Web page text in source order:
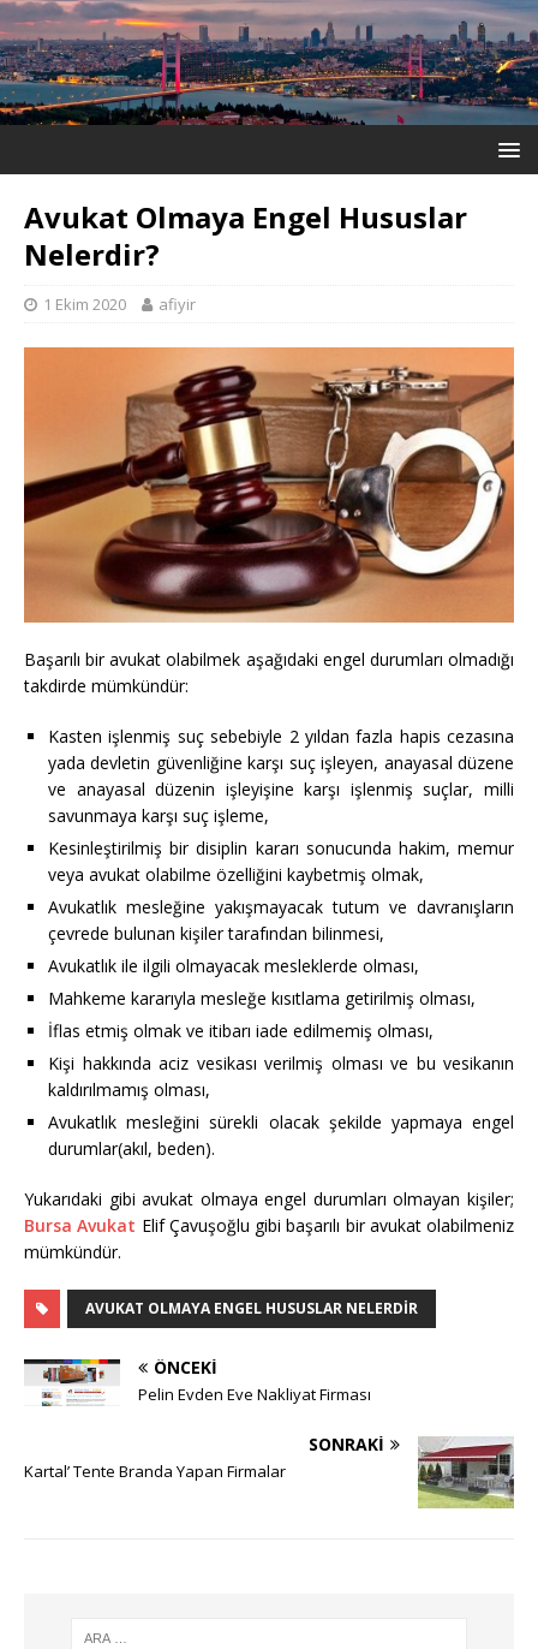
Avukat Olmaya Engel Hususlar
Nelerdir?
1 Ekim 2020 afiyir
Başarılı bir avukat olabilmek aşağıdaki engel durumları olmadığı
takdirde mümkündür:
Kasten işlenmiş suç sebebiyle 2 yıldan fazla hapis cezasına
yada devletin güvenliğine karşı suç işleyen, anayasal düzene
ve anayasal düzenin işleyişine karşı işlenmiş suçlar, milli
savunmaya karşı suç işleme,
Kesinleştirilmiş bir disiplin kararı sonucunda hakim, memur
veya avukat olabilme özelliğini kaybetmiş olmak,
Avukatlık mesleğine yakışmayacak tutum ve davranışların
çevrede bulunan kişiler tarafından bilinmesi,
Avukatlık ile ilgili olmayacak mesleklerde olması,
Mahkeme kararıyla mesleğe kısıtlama getirilmiş olması,
İflas etmiş olmak ve itibarı iade edilmemiş olması,
Kişi hakkında aciz vesikası verilmiş olması ve bu vesikanın
kaldırılmamış olması,
Avukatlık mesleğini sürekli olacak şekilde yapmaya engel
durumlar(akıl, beden).
Yukarıdaki gibi avukat olmaya engel durumları olmayan kişiler;
Bursa Avukat Elif Çavuşoğlu gibi başarılı bir avukat olabilmeniz
mümkündür.
AVUKAT OLMAYA ENGEL HUSUSLAR NELERDIR
ÖNCEKI
Pelin Evden Eve Nakliyat Firması
SONRAKI
Kartal’ Tente Branda Yapan Firmalar